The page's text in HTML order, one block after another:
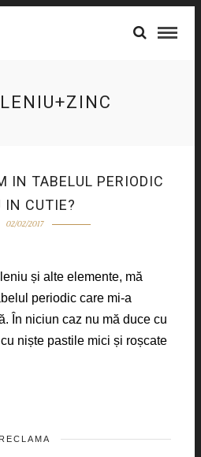
IN TABELUL PERIODIC
IN CUTIE?
02/02/2017
și alte elemente, mă
periodic care mi-a
În niciun caz nu mă duce cu
niște pastile mici și roșcate
RECLAMA